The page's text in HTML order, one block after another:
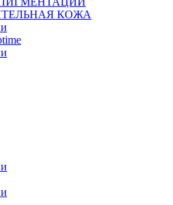
КОЖА